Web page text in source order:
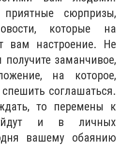
сюрпризы,
которые на
вам настроение. Не
заманчивое,
на которое,
соглашаться.
то перемены к
и в личных
вашему обаянию